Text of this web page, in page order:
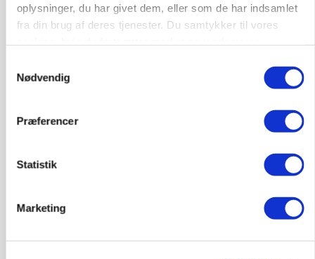
oplysninger, du har givet dem, eller som de har indsamlet
fra din brug af deres tjenester. Du samtykker til vores
Nødvendig
Præferencer
Statistik
Marketing
LEDER
kæmpe juridisk for sin eksistens